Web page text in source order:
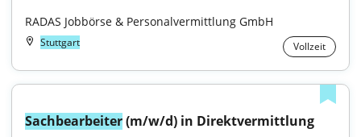
RADAS Jobbörse & Personalvermittlung GmbH
Stuttgart Vollzeit
Sachbearbeiter (m/w/d) in Direktvermittlung